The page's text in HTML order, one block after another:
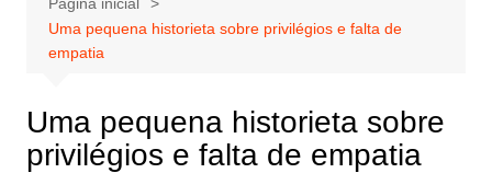
Uma pequena historieta sobre privilégios e falta de
empatia
Uma pequena historieta sobre
privilégios e falta de empatia